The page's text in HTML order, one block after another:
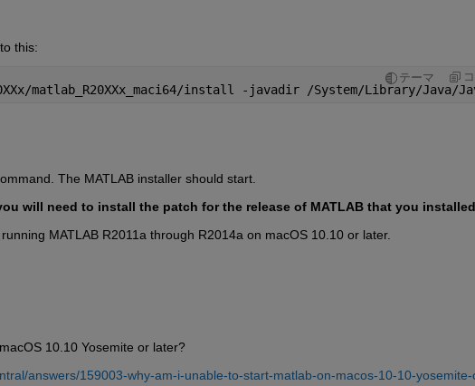
this:
テーマ
matlab_R20XXx_maci64/install -javadir /System/Library/Java/
The MATLAB installer should start.
will need to install the patch for the release of MATLAB that you
MATLAB R2011a through R2014a on macOS 10.10 or later.
10.10 Yosemite or later?
answers/159003-why-am-i-unable-to-start-matlab-on-macos-10-10-yosemite-